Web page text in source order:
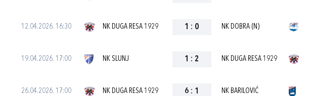
12.04.2026. 16:30 NK DUGA RESA 1929 1 : 0 NK DOBRA (N)
19.04.2026. 17:00 NK SLUNJ 1 : 2 NK DUGA RESA 1929
26.04.2026. 17:00 NK DUGA RESA 1929 6 : 1 NK BARILOVIĆ